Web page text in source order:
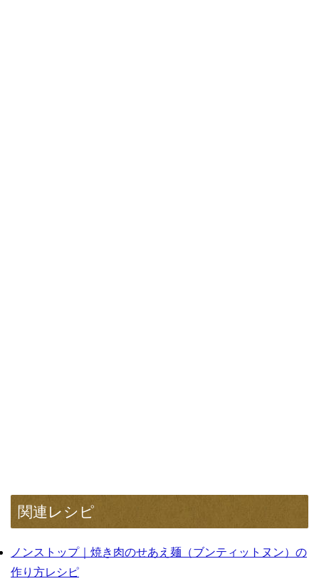
関連レシピ
ノンストップ｜焼き肉のせあえ麺（ブンティットヌン）の
作り方レシピ